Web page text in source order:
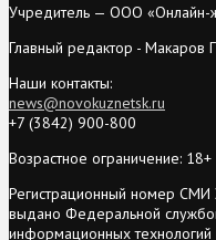
Учредитель — ООО «Онлайн-
Главный редактор - Макаров
Наши контакты:
news@novokuznetsk.ru
+7 (3842) 900-800
Возрастное ограничение: 18+
Регистрационный номер
выдано Федеральной
информационных